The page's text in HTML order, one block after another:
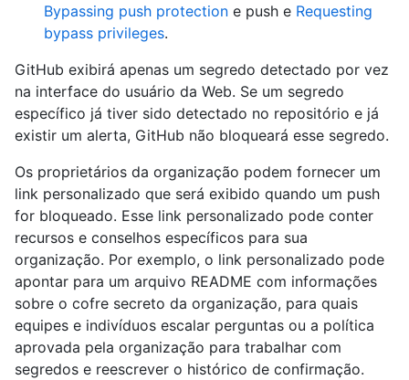
Bypassing push protection e push e Requesting
bypass privileges.
GitHub exibirá apenas um segredo detectado por vez
na interface do usuário da Web. Se um segredo
específico já tiver sido detectado no repositório e já
existir um alerta, GitHub não bloqueará esse segredo.
Os proprietários da organização podem fornecer um
link personalizado que será exibido quando um push
for bloqueado. Esse link personalizado pode conter
recursos e conselhos específicos para sua
organização. Por exemplo, o link personalizado pode
apontar para um arquivo README com informações
sobre o cofre secreto da organização, para quais
equipes e indivíduos escalar perguntas ou a política
aprovada pela organização para trabalhar com
segredos e reescrever o histórico de confirmação.